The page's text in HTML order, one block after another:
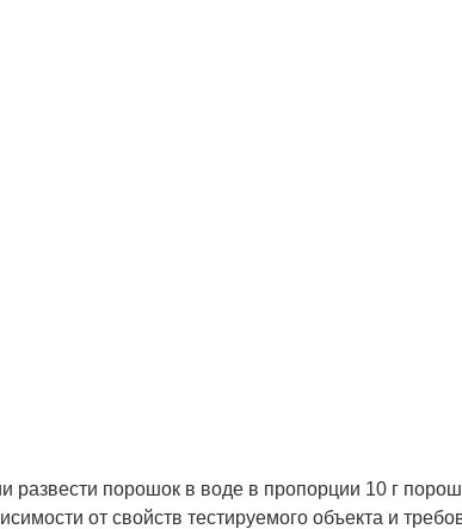
развести порошок в воде в пропорции 10 г
от свойств тестируемого объекта и